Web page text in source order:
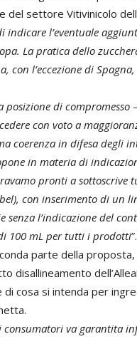
del settore Vitivinicolo
l’eventuale
La pratica dello
con l’eccezione di
posizione di compromesso
con voto a
coerenza in difesa degli
in materia di
pronti a sottoscrive
con inserimento di un
senza l’indicazione del
100 mL per tutti i prodotti”.
parte della proposta,
disallineamento
cosa si intenda per
consumatori va garantita